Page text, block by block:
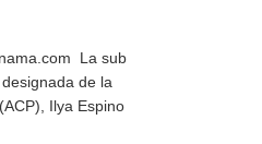
La sub
de la
Ilya Espino